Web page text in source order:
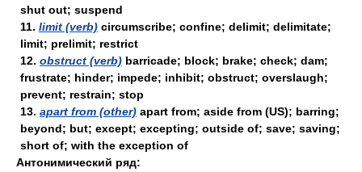
shut out; suspend
11. limit (verb) circumscribe; confine; delimit; delimitate;
limit; prelimit; restrict
12. obstruct (verb) barricade; block; brake; check; dam;
frustrate; hinder; impede; inhibit; obstruct; overslaugh;
prevent; restrain; stop
13. apart from (other) apart from; aside from (US); barring;
beyond; but; except; excepting; outside of; save; saving;
short of; with the exception of
Антонимический ряд: